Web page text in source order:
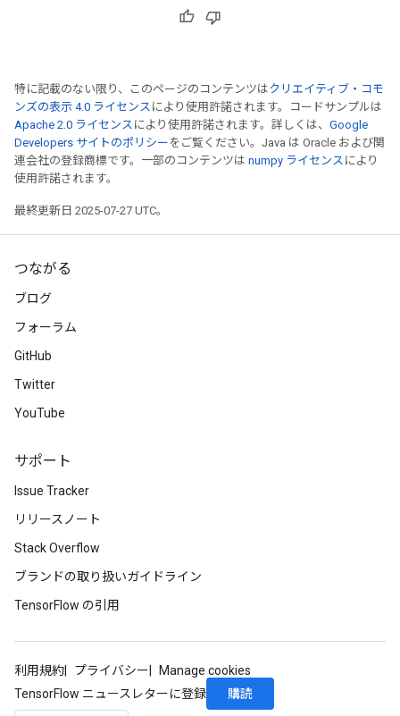
特に記載のない限り、このページのコンテンツはクリエイティブ・コモ
ンズの表示 4.0 ライセンス により使用許諾されます。コードサンプルは
Apache 2.0 ライセンス により使用許諾されます。詳しくは、 Google
Developers サイトのポリシー をご覧ください。Java は Oracle および関
連会社の登録商標です。一部のコンテンツは numpy ライセンス により
使用許諾されます。
最終更新日 2025-07-27 UTC。
つながる
ブログ
フォーラム
GitHub
Twitter
YouTube
サポート
Issue Tracker
リリースノート
Stack Overflow
ブランドの取り扱いガイドライン
TensorFlow の引用
利用規約 プライバシー
Manage cookies
TensorFlow ニュースレターに登録
購読